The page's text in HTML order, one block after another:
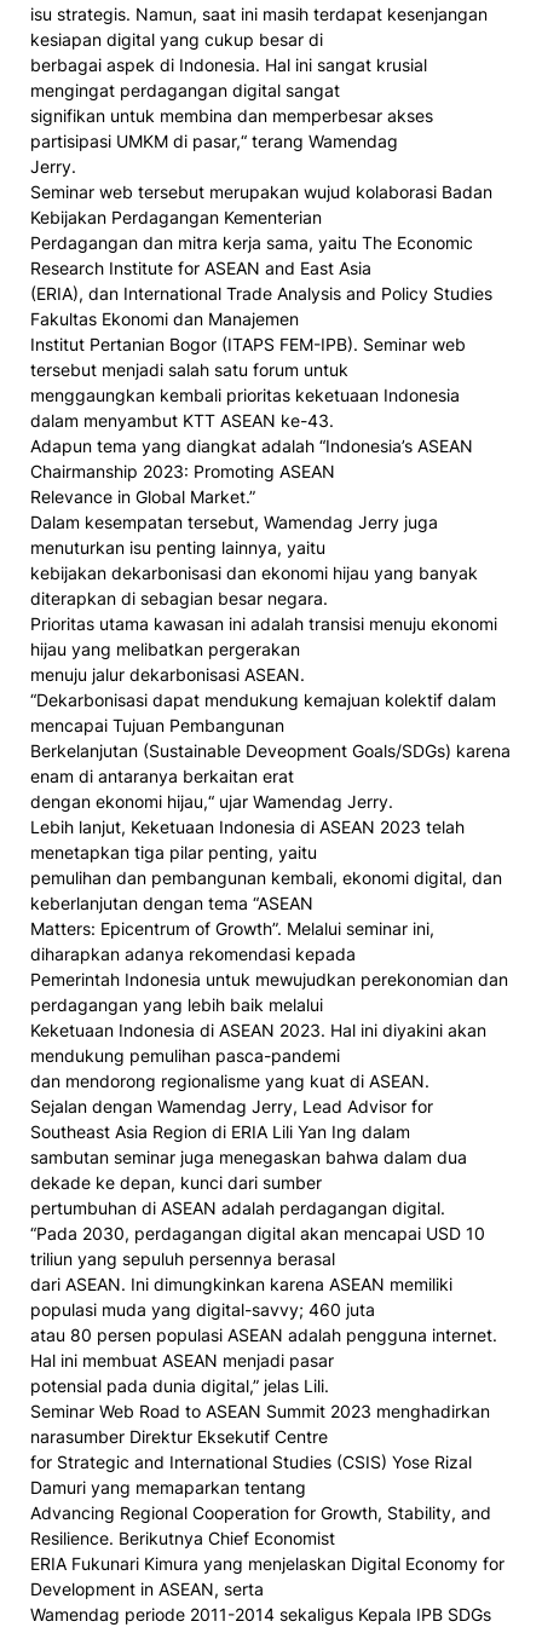
isu strategis. Namun, saat ini masih terdapat kesenjangan
kesiapan digital yang cukup besar di
berbagai aspek di Indonesia. Hal ini sangat krusial
mengingat perdagangan digital sangat
signifikan untuk membina dan memperbesar akses
partisipasi UMKM di pasar,“ terang Wamendag
Jerry.
Seminar web tersebut merupakan wujud kolaborasi Badan
Kebijakan Perdagangan Kementerian
Perdagangan dan mitra kerja sama, yaitu The Economic
Research Institute for ASEAN and East Asia
(ERIA), dan International Trade Analysis and Policy Studies
Fakultas Ekonomi dan Manajemen
Institut Pertanian Bogor (ITAPS FEM-IPB). Seminar web
tersebut menjadi salah satu forum untuk
menggaungkan kembali prioritas keketuaan Indonesia
dalam menyambut KTT ASEAN ke-43.
Adapun tema yang diangkat adalah “Indonesia’s ASEAN
Chairmanship 2023: Promoting ASEAN
Relevance in Global Market.”
Dalam kesempatan tersebut, Wamendag Jerry juga
menuturkan isu penting lainnya, yaitu
kebijakan dekarbonisasi dan ekonomi hijau yang banyak
diterapkan di sebagian besar negara.
Prioritas utama kawasan ini adalah transisi menuju ekonomi
hijau yang melibatkan pergerakan
menuju jalur dekarbonisasi ASEAN.
“Dekarbonisasi dapat mendukung kemajuan kolektif dalam
mencapai Tujuan Pembangunan
Berkelanjutan (Sustainable Deveopment Goals/SDGs) karena
enam di antaranya berkaitan erat
dengan ekonomi hijau,“ ujar Wamendag Jerry.
Lebih lanjut, Keketuaan Indonesia di ASEAN 2023 telah
menetapkan tiga pilar penting, yaitu
pemulihan dan pembangunan kembali, ekonomi digital, dan
keberlanjutan dengan tema “ASEAN
Matters: Epicentrum of Growth”. Melalui seminar ini,
diharapkan adanya rekomendasi kepada
Pemerintah Indonesia untuk mewujudkan perekonomian dan
perdagangan yang lebih baik melalui
Keketuaan Indonesia di ASEAN 2023. Hal ini diyakini akan
mendukung pemulihan pasca-pandemi
dan mendorong regionalisme yang kuat di ASEAN.
Sejalan dengan Wamendag Jerry, Lead Advisor for
Southeast Asia Region di ERIA Lili Yan Ing dalam
sambutan seminar juga menegaskan bahwa dalam dua
dekade ke depan, kunci dari sumber
pertumbuhan di ASEAN adalah perdagangan digital.
“Pada 2030, perdagangan digital akan mencapai USD 10
triliun yang sepuluh persennya berasal
dari ASEAN. Ini dimungkinkan karena ASEAN memiliki
populasi muda yang digital-savvy; 460 juta
atau 80 persen populasi ASEAN adalah pengguna internet.
Hal ini membuat ASEAN menjadi pasar
potensial pada dunia digital,” jelas Lili.
Seminar Web Road to ASEAN Summit 2023 menghadirkan
narasumber Direktur Eksekutif Centre
for Strategic and International Studies (CSIS) Yose Rizal
Damuri yang memaparkan tentang
Advancing Regional Cooperation for Growth, Stability, and
Resilience. Berikutnya Chief Economist
ERIA Fukunari Kimura yang menjelaskan Digital Economy for
Development in ASEAN, serta
Wamendag periode 2011-2014 sekaligus Kepala IPB SDGs